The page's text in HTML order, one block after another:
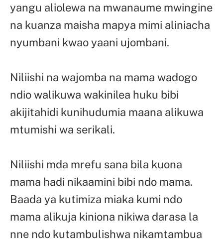
yangu aliolewa na mwanaume mwingine
na kuanza maisha mapya mimi aliniacha
nyumbani kwao yaani ujombani.
Niliishi na wajomba na mama wadogo
ndio walikuwa wakinilea huku bibi
akijitahidi kunihudumia maana alikuwa
mtumishi wa serikali.
Niliishi mda mrefu sana bila kuona
mama hadi nikaamini bibi ndo mama.
Baada ya kutimiza miaka kumi ndo
mama alikuja kiniona nikiwa darasa la
nne ndo kutambulishwa nikamtambua